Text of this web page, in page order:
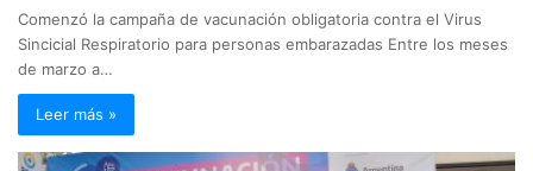
Comenzó la campaña de vacunación obligatoria contra el Virus
Sincicial Respiratorio para personas embarazadas Entre los meses
de marzo a…
Leer más »